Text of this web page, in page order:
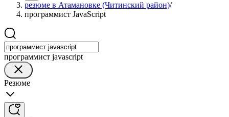
резюме в Атамановке (Читинский район)/
программист JavaScript
программист javascript
Резюме